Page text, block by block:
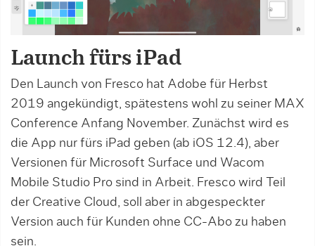
Launch fürs iPad
Den Launch von Fresco hat Adobe für Herbst
2019 angekündigt, spätestens wohl zu seiner MAX
Conference Anfang November. Zunächst wird es
die App nur fürs iPad geben (ab iOS 12.4), aber
Versionen für Microsoft Surface und Wacom
Mobile Studio Pro sind in Arbeit. Fresco wird Teil
der Creative Cloud, soll aber in abgespeckter
Version auch für Kunden ohne CC-Abo zu haben
sein.